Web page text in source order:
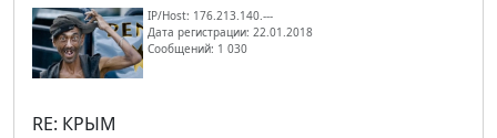
IP/Host: 176.213.140.---
Дата регистрации: 22.01.2018
Сообщений: 1 030
RE: КРЫМ